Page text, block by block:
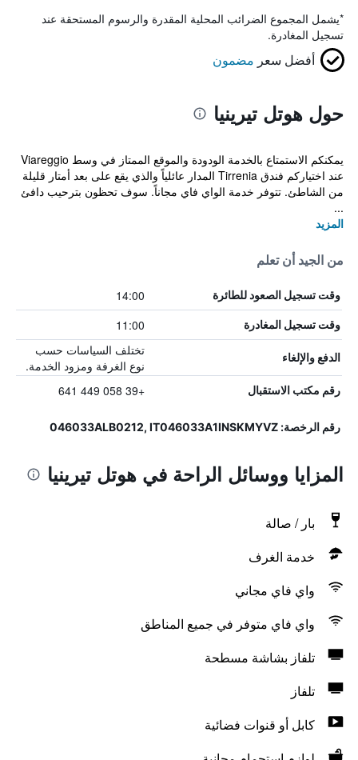
*يشمل المجموع الضرائب المحلية المقدرة والرسوم المستحقة عند
تسجيل المغادرة.
أفضل سعر مضمون
حول هوتل تيرينيا
يمكنكم الاستمتاع بالخدمة الودودة والموقع الممتاز في وسط Viareggio
عند اختياركم فندق Tirrenia المدار عائلياً والذي يقع على بعد أمتار قليلة
من الشاطئ. تتوفر خدمة الواي فاي مجاناً. سوف تحظون بترحيب دافئ
...
المزيد
من الجيد أن تعلم
وقت تسجيل الصعود للطائرة 14:00
وقت تسجيل المغادرة 11:00
الدفع والإلغاء
تختلف السياسات حسب
نوع الغرفة ومزود الخدمة.
رقم مكتب الاستقبال +39 058 449 641
رقم الرخصة: 046033ALB0212, IT046033A1INSKMYVZ
المزايا ووسائل الراحة في هوتل تيرينيا
بار / صالة
خدمة الغرف
واي فاي مجاني
واي فاي متوفر في جميع المناطق
تلفاز بشاشة مسطحة
تلفاز
كابل أو قنوات فضائية